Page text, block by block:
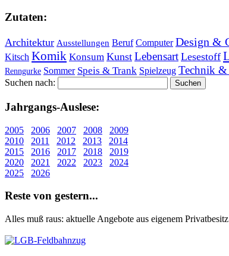
Zu­ta­ten:
Architektur Ausstellungen Beruf Computer Design &
Kitsch Komik Konsum Kunst Lebensart Lesestoff
Renngurke Sommer Speis & Trank Spielzeug Technik &
Suchen nach:
Jahr­gangs-Aus­le­se:
2005 2006 2007 2008
2009
2010
2011 2012 2013
2014
2015
2016 2017 2018
2019
2020
2021 2022 2023
2024
2025
2026
Re­ste von ge­stern...
Alles muß raus: aktuelle An­ge­bo­te aus eigenem